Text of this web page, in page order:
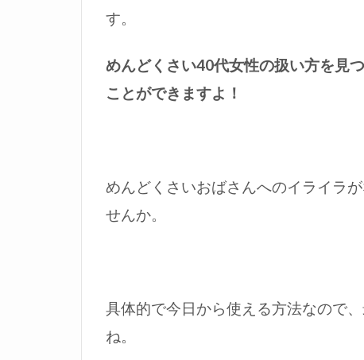
す。
めんどくさい40代女性の扱い方を見
ことができますよ！
めんどくさいおばさんへのイライラ
せんか。
具体的で今日から使える方法なので
ね。